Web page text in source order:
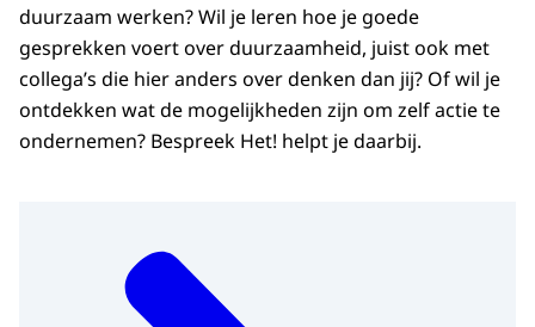
duurzaam werken? Wil je leren hoe je goede
gesprekken voert over duurzaamheid, juist ook met
collega’s die hier anders over denken dan jij? Of wil je
ontdekken wat de mogelijkheden zijn om zelf actie te
ondernemen? Bespreek Het! helpt je daarbij.